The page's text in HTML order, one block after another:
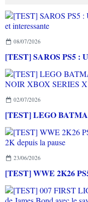
08/07/2026
02/07/2026
23/06/2026